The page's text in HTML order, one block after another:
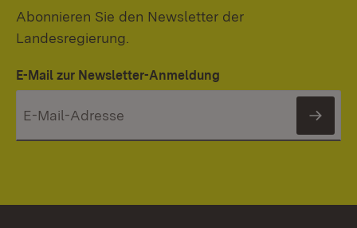
Abonnieren Sie den Newsletter der
Landesregierung.
E-Mail zur Newsletter-Anmeldung